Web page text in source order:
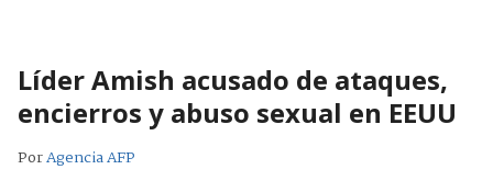
Líder Amish acusado de ataques,
encierros y abuso sexual en EEUU
PorAgencia AFP